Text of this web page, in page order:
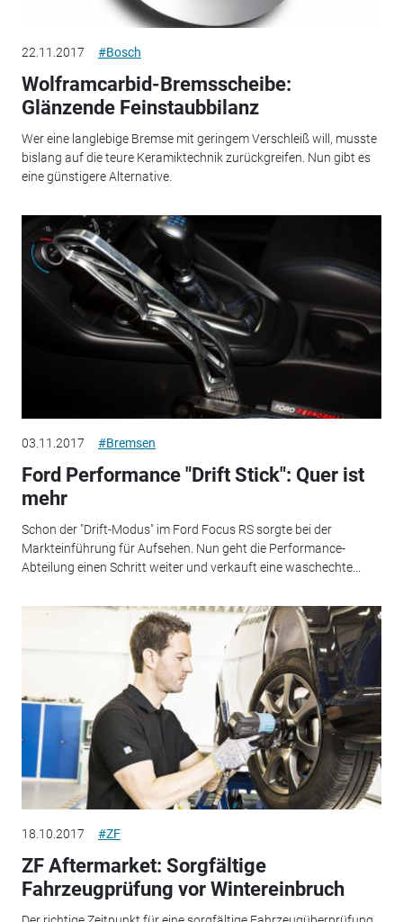
22.11.2017 #Bosch
Wolframcarbid-Bremsscheibe:
Glänzende Feinstaubbilanz
Wer eine langlebige Bremse mit geringem Verschleiß will, musste
bislang auf die teure Keramiktechnik zurückgreifen. Nun gibt es
eine günstigere Alternative.
03.11.2017 #Bremsen
Ford Performance "Drift Stick": Quer ist
mehr
Schon der "Drift-Modus" im Ford Focus RS sorgte bei der
Markteinführung für Aufsehen. Nun geht die Performance-
Abteilung einen Schritt weiter und verkauft eine waschechte...
18.10.2017 #ZF
ZF Aftermarket: Sorgfältige
Fahrzeugprüfung vor Wintereinbruch